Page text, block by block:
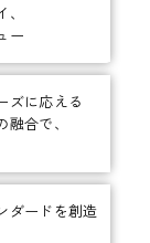
ー
ズに応える
合で、
ダードを創造